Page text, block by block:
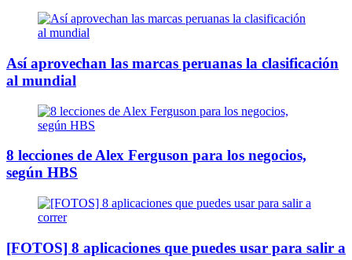
Así aprovechan las marcas peruanas la clasificación
al mundial
8 lecciones de Alex Ferguson para los negocios,
según HBS
[FOTOS] 8 aplicaciones que puedes usar para salir a